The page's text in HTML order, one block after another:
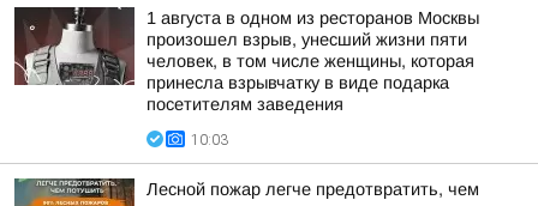
1 августа в одном из ресторанов Москвы
произошел взрыв, унесший жизни пяти
человек, в том числе женщины, которая
принесла взрывчатку в виде подарка
посетителям заведения
10:03
Лесной пожар легче предотвратить, чем